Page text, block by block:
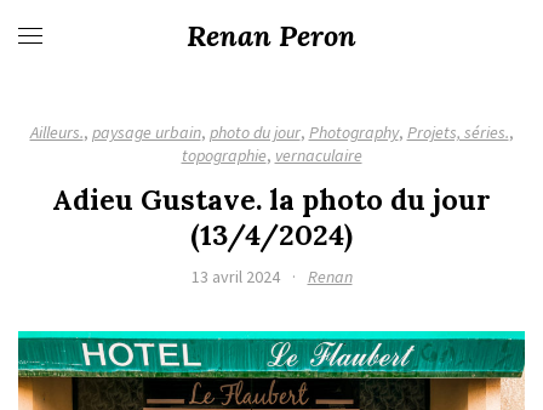
Renan Peron
Ailleurs., paysage urbain, photo du jour, Photography, Projets, séries.,
topographie, vernaculaire
Adieu Gustave. la photo du jour
(13/4/2024)
13 avril 2024 · Renan